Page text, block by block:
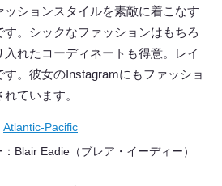
ッションスタイルを素敵に着こなす
。シックなファッションはもちろ
れたコーディネートも得意。レイ
。彼女のInstagramにもファッショ
ています。
Atlantic-Pacific
Blair Eadie（ブレア・イーディー）